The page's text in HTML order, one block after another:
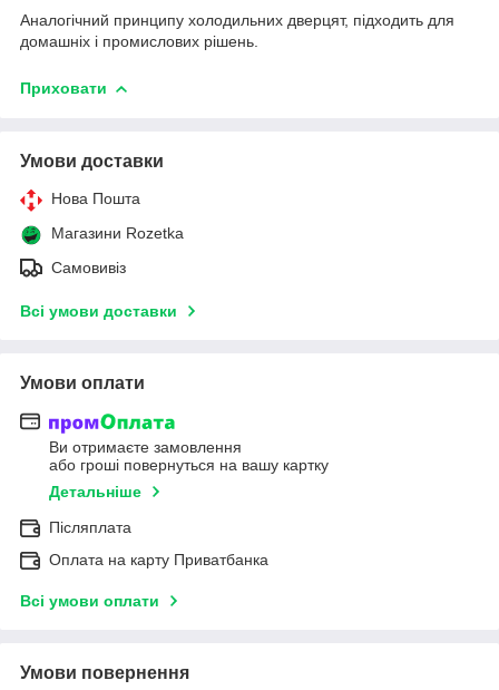
Аналогічний принципу холодильних дверцят, підходить для
домашніх і промислових рішень.
Приховати
Умови доставки
Нова Пошта
Магазини Rozetka
Самовивіз
Всі умови доставки
Умови оплати
Ви отримаєте замовлення
або гроші повернуться на вашу картку
Детальніше
Післяплата
Оплата на карту Приватбанка
Всі умови оплати
Умови повернення